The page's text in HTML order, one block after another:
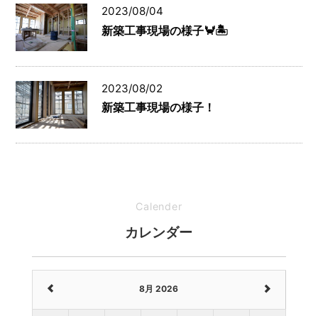
2023/08/04
新築工事現場の様子🦀🏝
2023/08/02
新築工事現場の様子！
Calender
カレンダー
8月 2026